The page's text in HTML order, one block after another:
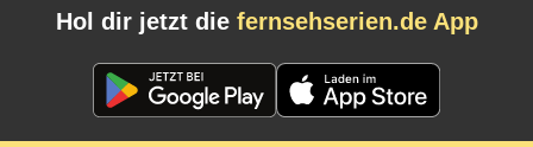
Hol dir jetzt die fernsehserien.de App